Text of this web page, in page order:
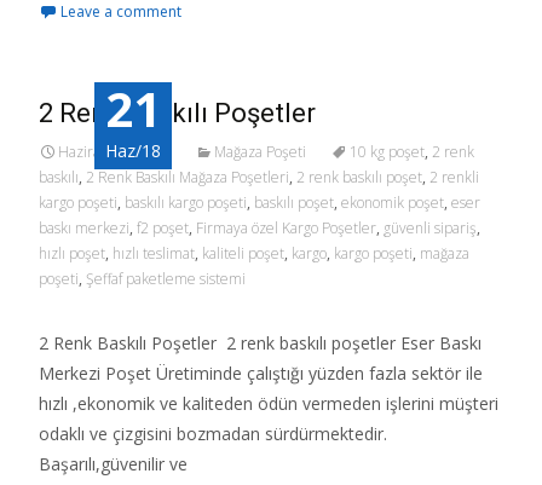
e
b
o
o
k
to
d
o
n
ai
Leave a comment
21
Haz/18
2 Renk Baskılı Poşetler
Haziran 21, 2018 Mağaza Poşeti 10 kg poşet, 2 renk
baskılı, 2 Renk Baskılı Mağaza Poşetleri, 2 renk baskılı poşet, 2 renkli
kargo poşeti, baskılı kargo poşeti, baskılı poşet, ekonomik poşet, eser
baskı merkezi, f2 poşet, Firmaya özel Kargo Poşetler, güvenli sipariş,
hızlı poşet, hızlı teslimat, kaliteli poşet, kargo, kargo poşeti, mağaza
poşeti, Şeffaf paketleme sistemi
2 Renk Baskılı Poşetler 2 renk baskılı poşetler Eser Baskı
Merkezi Poşet Üretiminde çalıştığı yüzden fazla sektör ile
hızlı ,ekonomik ve kaliteden ödün vermeden işlerini müşteri
odaklı ve çizgisini bozmadan sürdürmektedir.
Başarılı,güvenilir ve